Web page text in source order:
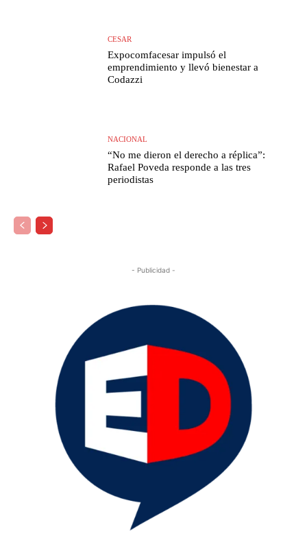
CESAR
Expocomfacesar impulsó el
emprendimiento y llevó bienestar a
Codazzi
NACIONAL
“No me dieron el derecho a réplica”:
Rafael Poveda responde a las tres
periodistas
- Publicidad -